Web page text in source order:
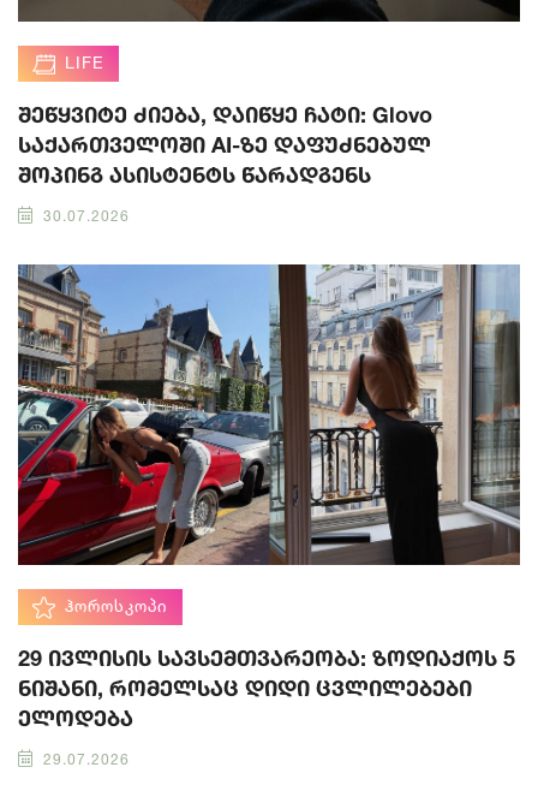
LIFE
შეწყვიტე ძიება, დაიწყე ჩატი: Glovo
საქართველოში AI-ზე დაფუძნებულ
შოპინგ ასისტენტს წარადგენს
30.07.2026
ᲰᲝᲠᲝᲡᲙᲝᲞᲘ
29 ივლისის სავსემთვარეობა: ზოდიაქოს 5
ნიშანი, რომელსაც დიდი ცვლილებები
ელოდება
29.07.2026